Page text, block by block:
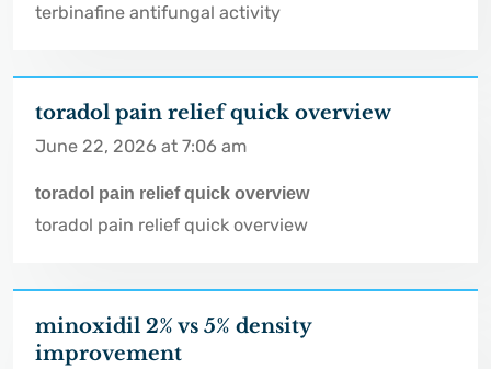
terbinafine antifungal activity
toradol pain relief quick overview
June 22, 2026 at 7:06 am
toradol pain relief quick overview
toradol pain relief quick overview
minoxidil 2% vs 5% density
improvement